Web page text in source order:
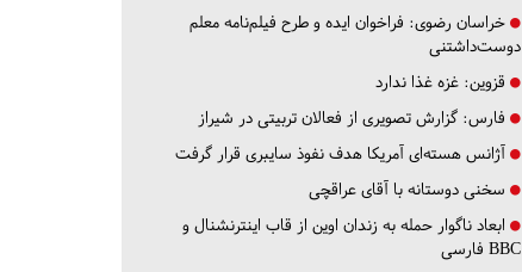
خراسان رضوی: فراخوان ایده و طرح فیلم‌نامه معلم
دوست‌داشتنی
قزوین: غزه غذا ندارد
فارس: گزارش تصویری از فعالان تربیتی در شیراز
آژانس هسته‌ای آمریکا هدف نفوذ سایبری قرار گرفت
سخنی دوستانه با آقای عراقچی
ابعاد ناگوار حمله به زندان اوین از قاب اینترنشنال و
BBC فارسی